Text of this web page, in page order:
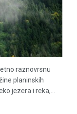
raznovrsnu
planinskih
jezera i reka,...